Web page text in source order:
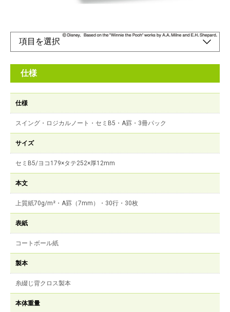
仕様
仕様
スイング・ロジカルノート・セミB5・A罫・3冊パック
サイズ
セミB5/ヨコ179×タテ252×厚12mm
本文
上質紙70g/m²・A罫（7mm）・30行・30枚
表紙
コートボール紙
製本
糸綴じ背クロス製本
本体重量